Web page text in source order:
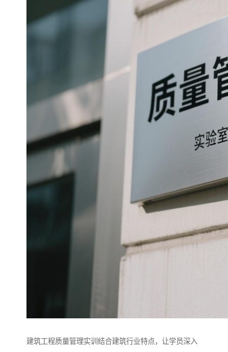
建筑工程质量管理实训结合建筑行业特点，让学员深入